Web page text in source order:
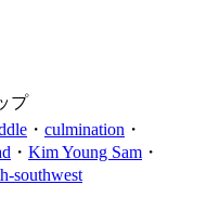
プ
・ culmination ・
・ Kim Young Sam ・
southwest